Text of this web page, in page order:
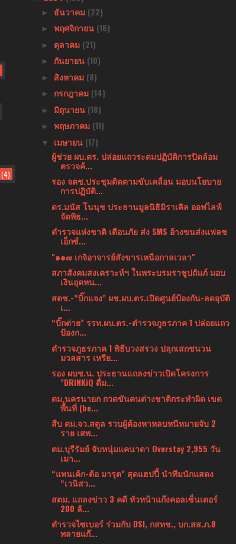
(4)
► ธันวาคม (22)
► พฤศจิกายน (16)
► ตุลาคม (21)
► กันยายน (10)
► สิงหาคม (8)
► กรกฎาคม (14)
► มิถุนายน (18)
► พฤษภาคม (11)
▼ เมษายน (17)
ผู้ช่วย ผบ.ตร. ปล่อยแถวระดมปฏิบัติการปิดล้อม
ตรวจค้...
รอง จตช.ประชุมติดตามขับเคลื่อน มอบนโยบาย
การปฏิบัติ...
ดร.มนัส โนนุช ประธานมูลนิธิมิราเคิล ออฟไลฟ์
จัดพิธ...
ตำรวจแห่งชาติ เตือนภัย ส่ง SMS อ้างขนส่งแฟลช
เอ็กซ์...
"๑๑๗ เกจิอาจารย์สังขารเหนือกาลเวลา"
สภาสังคมสงเคราะห์ฯ ในพระบรมราชูปถัมภ์ มอบ
เงินอุดหน...
สตช.-“บิ๊กแจง” ผช.ผบ.ตร.เปิดศูนย์ป้องกัน-ลดอุบัติ
เ...
“บิ๊กต่าย” รรท.ผบ.ตร.-ตำรวจภูธรภาค 1 ปล่อยแถว
ป้องก...
ตำรวจภูธรภาค 1 พิธีบวงสรวง ปลุกเสกชนวน
มวลสาร เหรีย...
รอง ผบช.น. ประธานแถลงข่าวเปิดโครงการ
"DRINKiQ ดื่ม...
ตม.นครนายก กวดขันคนต่างชาติกระทำผิด เขต
พื้นที่ (be...
สืบ ตม.จว.สตูล รวบผู้ต้องหาหลบหนีหมายจับ 2
ราย เสพ...
ตม.บุรีรัมย์ จับหนุ่มแคนาดา Overstay 2,955 วัน
เมา...
“แพนเค้ก-ต้อ มารุต” สุดแฮปปี้ นำทีมนักแสดง
“เวนิสว...
สตม. แถลงข่าว 3 คดี หัวหน้าแก๊งคอลเซ็นเตอร์
200 ล้...
ตำรวจไซเบอร์ ร่วมกับ DSI, กสทช., บก.สส.ภ.8
ทลายแก๊...